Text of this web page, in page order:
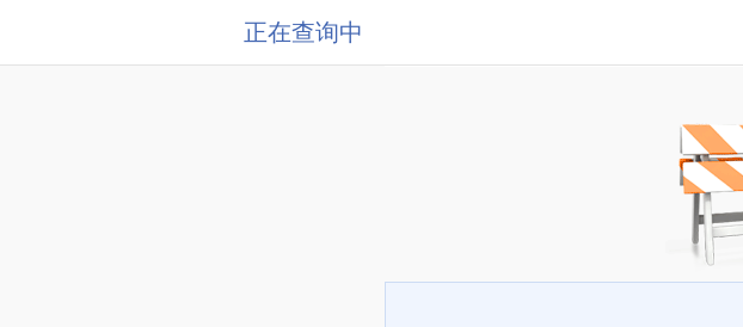
正在查询中